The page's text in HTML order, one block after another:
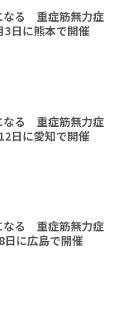
なる 重症筋無力症
3日に熊本で開催
なる 重症筋無力症
日に愛知で開催
なる 重症筋無力症
日に広島で開催